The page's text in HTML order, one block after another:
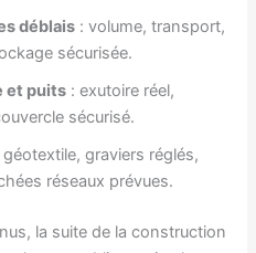
déblais : volume, transport,
sécurisée.
et puits : exutoire réel,
sécurisé.
géotextile, graviers réglés,
réseaux prévues.
la suite de la construction